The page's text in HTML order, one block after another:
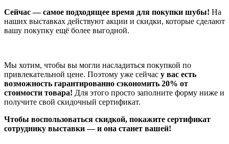
Сейчас — самое подходящее время для покупки шубы! На
наших выставках действуют акции и скидки, которые сделают
вашу покупку ещё более выгодной.
Мы хотим, чтобы вы могли насладиться покупкой по
привлекательной цене. Поэтому уже сейчас у вас есть
возможность гарантированно сэкономить 20% от
стоимости товара! Для этого просто заполните форму ниже и
получите свой скидочный сертификат.
Чтобы воспользоваться скидкой, покажите сертификат
сотруднику выставки — и она станет вашей!